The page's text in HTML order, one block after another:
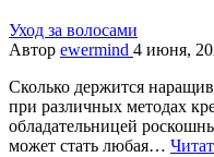
Уход за волосами
Автор ewermind 4 июня,
Сколько держится
при различных методах
обладательницей
может стать любая…